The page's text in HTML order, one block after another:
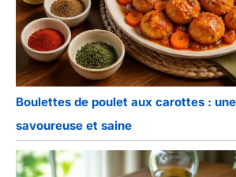
Boulettes de poulet aux carottes :
savoureuse et saine